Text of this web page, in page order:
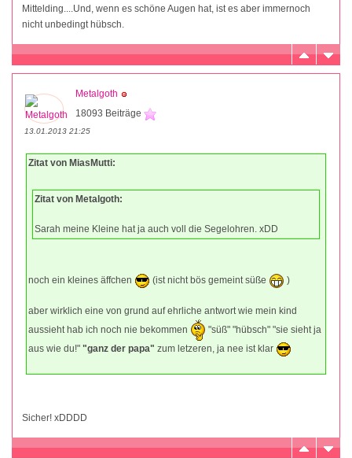
Mittelding....Und, wenn es schöne Augen hat, ist es aber immernoch
nicht unbedingt hübsch.
Metalgoth
18093 Beiträge
13.01.2013 21:25
Zitat von MiasMutti:
Zitat von Metalgoth:
Sarah meine Kleine hat ja auch voll die Segelohren. xDD
noch ein kleines äffchen (ist nicht bös gemeint süße )
aber wirklich eine von grund auf ehrliche antwort wie mein kind
aussieht hab ich noch nie bekommen
"süß" "hübsch" "sie sieht ja
aus wie du!" "ganz der papa" zum letzeren, ja nee ist klar
Sicher! xDDDD